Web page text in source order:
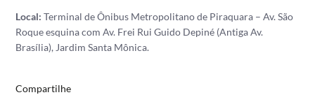
Local: Terminal de Ônibus Metropolitano de Piraquara – Av. São
Roque esquina com Av. Frei Rui Guido Depiné (Antiga Av.
Brasília), Jardim Santa Mônica.
Compartilhe